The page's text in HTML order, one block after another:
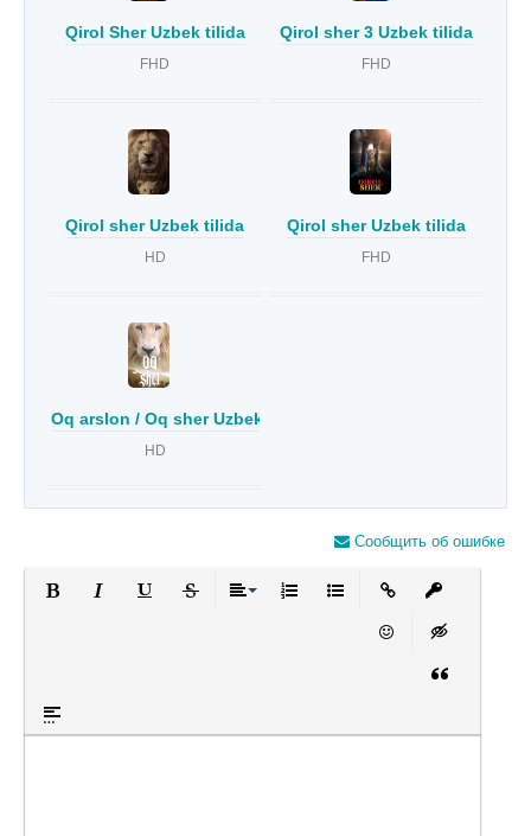
Qirol Sher Uzbek tilida
FHD
Qirol sher 3 Uzbek tilida
FHD
Qirol sher Uzbek tilida
HD
Qirol sher Uzbek tilida
FHD
Oq arslon / Oq sher Uzbek tilida
HD
Сообщить об ошибке
Нумерованный список
Маркированный список
Вставить ссылку
Вставить
Вставить смайлик
Вставка